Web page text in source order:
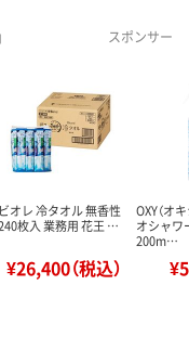
スポンサー
ビオレ 冷タオル 無香性
枚入 業務用 花王 …
¥26,400（税込）
OXY（オ
オシャワ
200m…